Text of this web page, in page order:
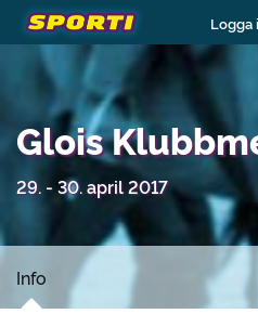
Logga
Glois
29. - 30. april 2017
Info